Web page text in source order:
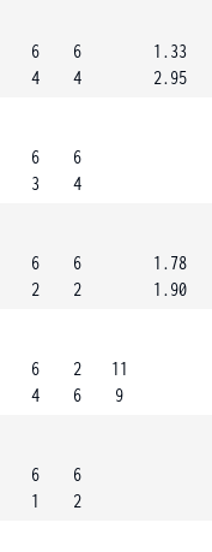
6
4
6
4
1.33
2.95
6
3
6
4
6
2
6
2
1.78
1.90
6
4
2
6
11
9
6
1
6
2